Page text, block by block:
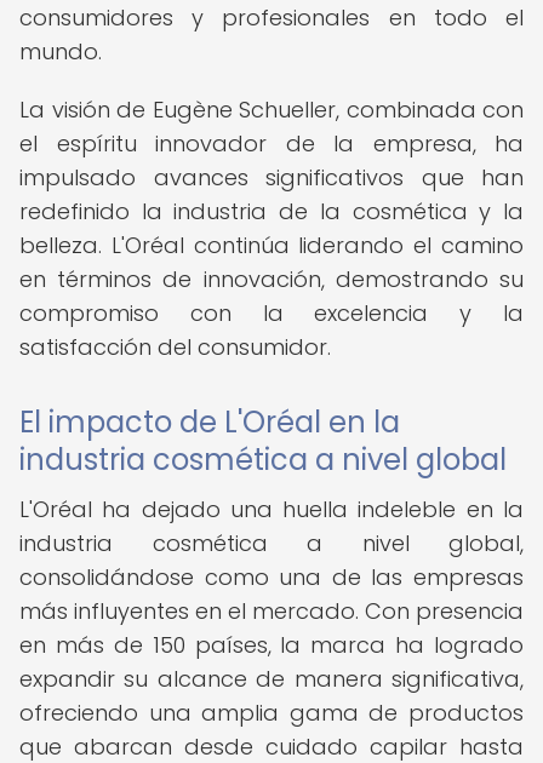
consumidores y profesionales en todo el
mundo.
La visión de Eugène Schueller, combinada con
el espíritu innovador de la empresa, ha
impulsado avances significativos que han
redefinido la industria de la cosmética y la
belleza. L'Oréal continúa liderando el camino
en términos de innovación, demostrando su
compromiso con la excelencia y la
satisfacción del consumidor.
El impacto de L'Oréal en la
industria cosmética a nivel global
L'Oréal ha dejado una huella indeleble en la
industria cosmética a nivel global,
consolidándose como una de las empresas
más influyentes en el mercado. Con presencia
en más de 150 países, la marca ha logrado
expandir su alcance de manera significativa,
ofreciendo una amplia gama de productos
que abarcan desde cuidado capilar hasta